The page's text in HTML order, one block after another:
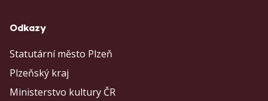
Odkazy
Statutární město Plzeň
Plzeňský kraj
Ministerstvo kultury ČR